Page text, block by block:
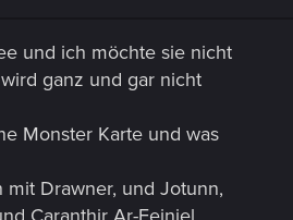
und ich möchte sie nicht
ganz und gar nicht
Monster Karte und was
Drawner, und Jotunn,